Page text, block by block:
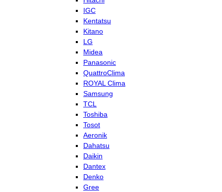
IGC
Kentatsu
Kitano
LG
Midea
Panasonic
QuattroClima
ROYAL Clima
Samsung
TCL
Toshiba
Tosot
Aeronik
Dahatsu
Daikin
Dantex
Denko
Gree